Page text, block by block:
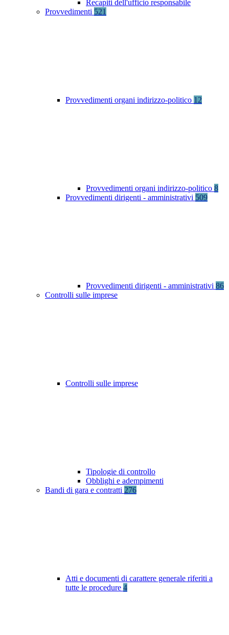
Recapiti dell'ufficio responsabile
Provvedimenti 521
Provvedimenti organi indirizzo-politico 12
Provvedimenti organi indirizzo-politico 8
Provvedimenti dirigenti - amministrativi 509
Provvedimenti dirigenti - amministrativi 86
Controlli sulle imprese
Controlli sulle imprese
Tipologie di controllo
Obblighi e adempimenti
Bandi di gara e contratti 276
Atti e documenti di carattere generale riferiti a
tutte le procedure 4